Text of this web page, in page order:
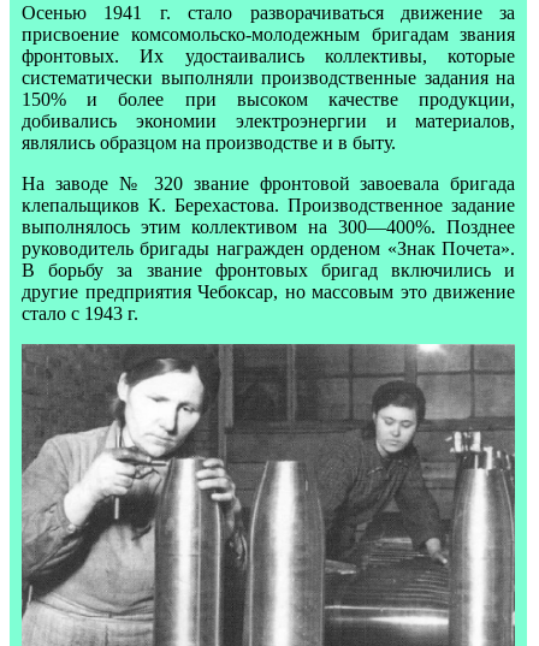
Осенью 1941 г. стало разворачиваться движение за
присвоение комсомольско-молодежным бригадам звания
фронтовых. Их удостаивались коллективы, которые
систематически выполняли производственные задания на
150% и более при высоком качестве продукции,
добивались экономии электроэнергии и материалов,
являлись образцом на производстве и в быту.
На заводе № 320 звание фронтовой завоевала бригада
клепальщиков К. Берехастова. Производственное задание
выполнялось этим коллективом на 300—400%. Позднее
руководитель бригады награжден орденом «Знак Почета».
В борьбу за звание фронтовых бригад включились и
другие предприятия Чебоксар, но массовым это движение
стало с 1943 г.